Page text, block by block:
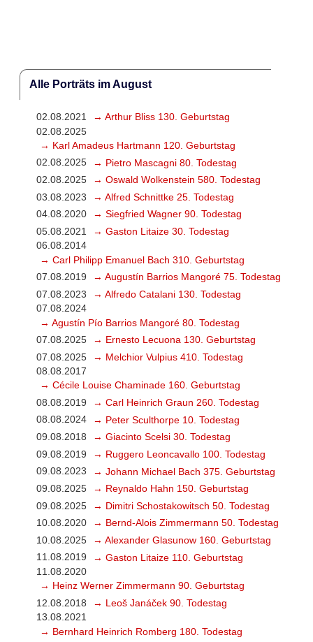
Alle Porträts im August
02.08.2021
→ Arthur Bliss 130. Geburtstag
02.08.2025
→ Karl Amadeus Hartmann 120. Geburtstag
02.08.2025
→ Pietro Mascagni 80. Todestag
02.08.2025
→ Oswald Wolkenstein 580. Todestag
03.08.2023
→ Alfred Schnittke 25. Todestag
04.08.2020
→ Siegfried Wagner 90. Todestag
05.08.2021
→ Gaston Litaize 30. Todestag
06.08.2014
→ Carl Philipp Emanuel Bach 310. Geburtstag
07.08.2019
→ Augustín Barrios Mangoré 75. Todestag
07.08.2023
→ Alfredo Catalani 130. Todestag
07.08.2024
→ Agustín Pío Barrios Mangoré 80. Todestag
07.08.2025
→ Ernesto Lecuona 130. Geburtstag
07.08.2025
→ Melchior Vulpius 410. Todestag
08.08.2017
→ Cécile Louise Chaminade 160. Geburtstag
08.08.2019
→ Carl Heinrich Graun 260. Todestag
08.08.2024
→ Peter Sculthorpe 10. Todestag
09.08.2018
→ Giacinto Scelsi 30. Todestag
09.08.2019
→ Ruggero Leoncavallo 100. Todestag
09.08.2023
→ Johann Michael Bach 375. Geburtstag
09.08.2025
→ Reynaldo Hahn 150. Geburtstag
09.08.2025
→ Dimitri Schostakowitsch 50. Todestag
10.08.2020
→ Bernd-Alois Zimmermann 50. Todestag
10.08.2025
→ Alexander Glasunow 160. Geburtstag
11.08.2019
→ Gaston Litaize 110. Geburtstag
11.08.2020
→ Heinz Werner Zimmermann 90. Geburtstag
12.08.2018
→ Leoš Janáček 90. Todestag
13.08.2021
→ Bernhard Heinrich Romberg 180. Todestag